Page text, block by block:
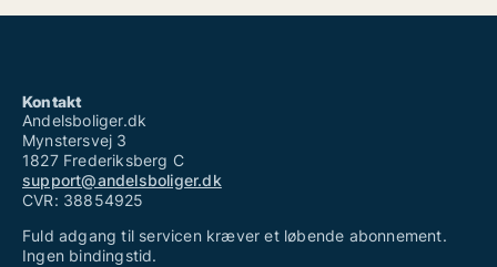
Kontakt
Andelsboliger.dk
Mynstersvej 3
1827 Frederiksberg C
support@andelsboliger.dk
CVR: 38854925
Fuld adgang til servicen kræver et løbende abonnement.
Ingen bindingstid.